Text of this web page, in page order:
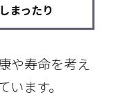
まったり
や寿命を考え
ます。